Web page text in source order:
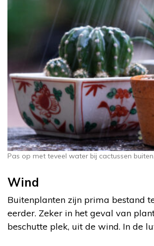
Pas op met teveel water bij cactussen buiten.
Wind
Buitenplanten zijn prima bestand
eerder. Zeker in het geval van
beschutte plek, uit de wind. In de